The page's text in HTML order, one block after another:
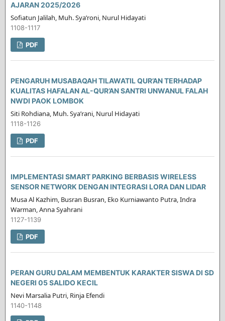
AJARAN 2025/2026
Sofiatun Jalilah, Muh. Sya’roni, Nurul Hidayati
1108-1117
PDF
PENGARUH MUSABAQAH TILAWATIL QUR’AN TERHADAP
KUALITAS HAFALAN AL-QUR’AN SANTRI UNWANUL FALAH
NWDI PAOK LOMBOK
Siti Rohdiana, Muh. Sya’rani, Nurul Hidayati
1118-1126
PDF
IMPLEMENTASI SMART PARKING BERBASIS WIRELESS
SENSOR NETWORK DENGAN INTEGRASI LORA DAN LIDAR
Musa Al Kazhim, Busran Busran, Eko Kurniawanto Putra, Indra
Warman, Anna Syahrani
1127-1139
PDF
PERAN GURU DALAM MEMBENTUK KARAKTER SISWA DI SD
NEGERI 05 SALIDO KECIL
Nevi Marsalia Putri, Rinja Efendi
1140-1148